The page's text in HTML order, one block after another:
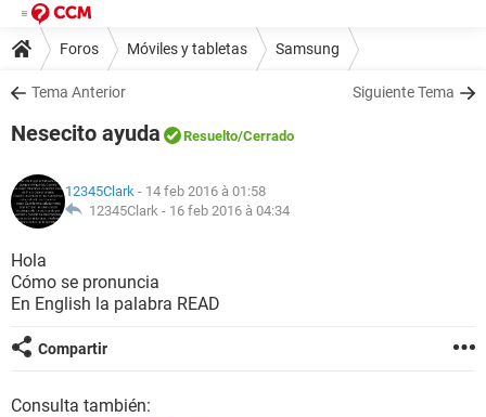
Foros Móviles y tabletas Samsung
Tema Anterior Siguiente Tema
Nesecito ayuda Resuelto/Cerrado
12345Clark - 14 feb 2016 à 01:58
12345Clark - 16 feb 2016 à 04:34
Hola
Cómo se pronuncia
En English la palabra READ
Compartir
Consulta también: